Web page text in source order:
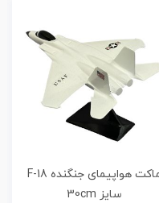
ماکت هواپیمای جنگنده F-18
سایز 30cm